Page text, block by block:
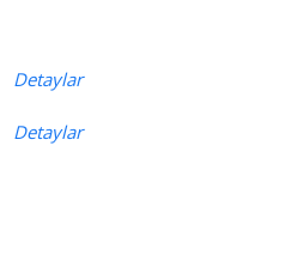
Detaylar
Detaylar